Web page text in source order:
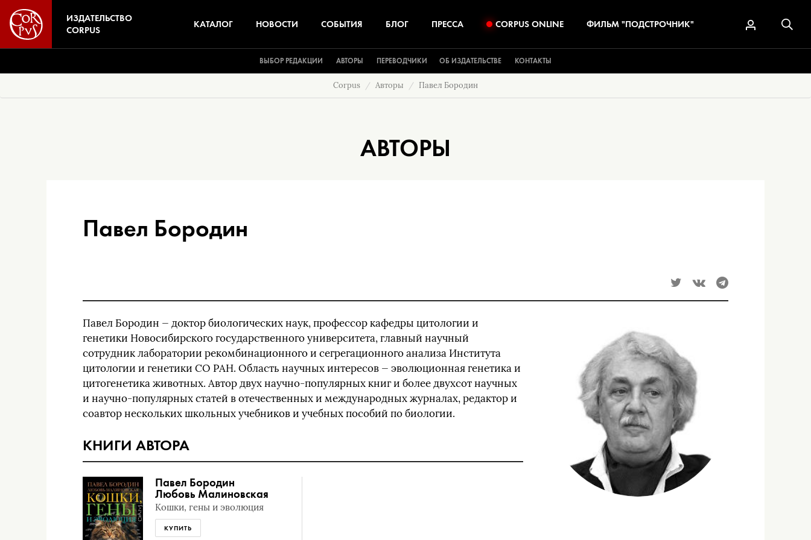
ИЗДАТЕЛЬСТВО
CORPUS
КАТАЛОГ НОВОСТИ СОБЫТИЯ БЛОГ ПРЕССА CORPUS ONLINE ФИЛЬМ "ПОДСТРОЧНИК"
ВЫБОР РЕДАКЦИИ АВТОРЫ ПЕРЕВОДЧИКИ ОБ ИЗДАТЕЛЬСТВЕ КОНТАКТЫ
Corpus Авторы Павел Бородин
АВТОРЫ
Павел Бородин
Павел Бородин — доктор биологических наук, профессор кафедры цитологии и
генетики Новосибирского государственного университета, главный научный
сотрудник лаборатории рекомбинационного и сегрегационного анализа Института
цитологии и генетики CO РАН. Область научных интересов — эволюционная генетика и
цитогенетика животных. Автор двух научно-популярных книг и более двухсот научных
и научно-популярных статей в отечественных и международных журналах, редактор и
соавтор нескольких школьных учебников и учебных пособий по биологии.
КНИГИ АВТОРА
Павел Бородин
Любовь Малиновская
Кошки, гены и эволюция
КУПИТЬ